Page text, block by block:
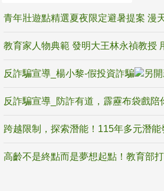
反詐騙宣導_楊小黎-假投資詐騙